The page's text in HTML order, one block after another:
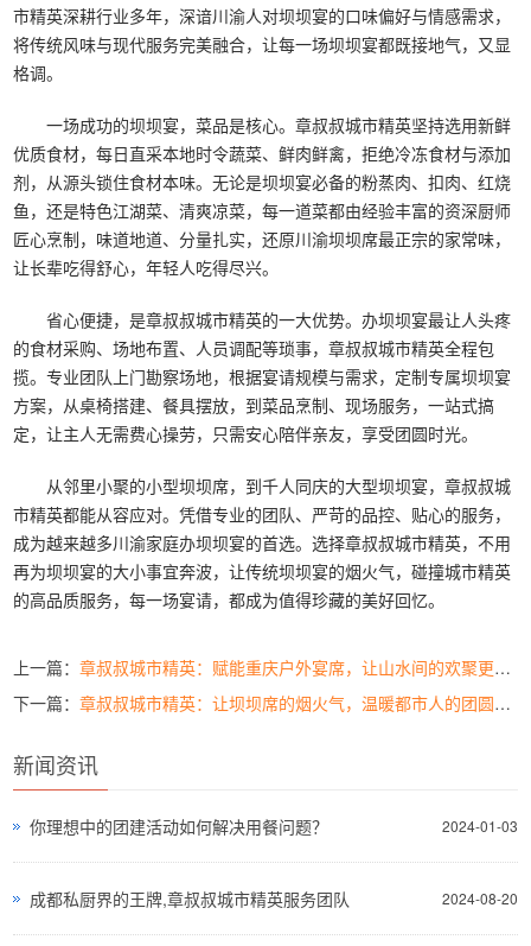
市精英深耕行业多年，深谙川渝人对坝坝宴的口味偏好与情感需求，
将传统风味与现代服务完美融合，让每一场坝坝宴都既接地气，又显
格调。
一场成功的坝坝宴，菜品是核心。章叔叔城市精英坚持选用新鲜
优质食材，每日直采本地时令蔬菜、鲜肉鲜禽，拒绝冷冻食材与添加
剂，从源头锁住食材本味。无论是坝坝宴必备的粉蒸肉、扣肉、红烧
鱼，还是特色江湖菜、清爽凉菜，每一道菜都由经验丰富的资深厨师
匠心烹制，味道地道、分量扎实，还原川渝坝坝席最正宗的家常味，
让长辈吃得舒心，年轻人吃得尽兴。
省心便捷，是章叔叔城市精英的一大优势。办坝坝宴最让人头疼
的食材采购、场地布置、人员调配等琐事，章叔叔城市精英全程包
揽。专业团队上门勘察场地，根据宴请规模与需求，定制专属坝坝宴
方案，从桌椅搭建、餐具摆放，到菜品烹制、现场服务，一站式搞
定，让主人无需费心操劳，只需安心陪伴亲友，享受团圆时光。
从邻里小聚的小型坝坝席，到千人同庆的大型坝坝宴，章叔叔城
市精英都能从容应对。凭借专业的团队、严苛的品控、贴心的服务，
成为越来越多川渝家庭办坝坝宴的首选。选择章叔叔城市精英，不用
再为坝坝宴的大小事宜奔波，让传统坝坝宴的烟火气，碰撞城市精英
的高品质服务，每一场宴请，都成为值得珍藏的美好回忆。
上一篇：章叔叔城市精英：赋能重庆户外宴席，让山水间的欢聚更有格调
下一篇：章叔叔城市精英：让坝坝席的烟火气，温暖都市人的团圆时刻
新闻资讯
2024-01-03
你理想中的团建活动如何解决用餐问题？
2024-08-20
成都私厨界的王牌,章叔叔城市精英服务团队